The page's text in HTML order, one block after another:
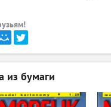
из бумаги